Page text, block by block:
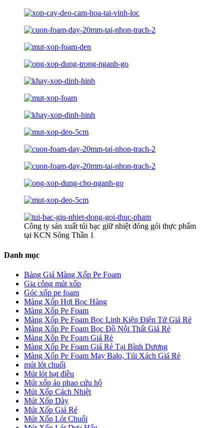
Công ty sản xuất túi bạc giữ nhiệt đóng gói thực phẩm
tại KCN Sóng Thần 1
Danh mục
Bảng Giá Màng Xốp Pe Foam
Gia công mút xốp
Góc xốp pe foam
Màng Xốp Hơi Bọc Hàng
Màng Xốp Pe Foam
Màng Xốp Pe Foam Bọc Linh Kiện Điện Tử Giá Rẻ
Màng Xốp Pe Foam Bọc Đồ Nội Thất Giá Rẻ
Màng Xốp Pe Foam Giá Rẻ
Màng Xốp Pe Foam Giá Rẻ Tại Bình Dương
Màng Xốp Pe Foam May Balo, Túi Xách Giá Rẻ
mút lót chuối
Mút lót hạt điều
Mút xốp áo phao cứu hộ
Mút Xốp Cách Nhiệt
Mút Xốp Dày
Mút Xốp Giá Rẻ
Mút Xốp Lót Chuối